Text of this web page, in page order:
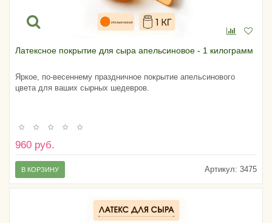
Латексное покрытие для сыра апельсиновое - 1 килограмм
Яркое, по-весеннему праздничное покрытие апельсинового
цвета для ваших сырных шедевров.
960 руб.
Артикул: 3475
В КОРЗИНУ